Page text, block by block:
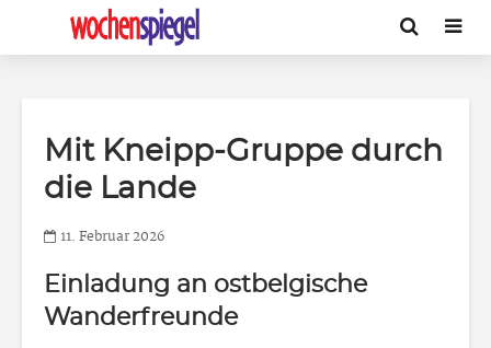
Mit Kneipp-Gruppe durch
die Lande
11. Februar 2026
Einladung an ostbelgische
Wanderfreunde